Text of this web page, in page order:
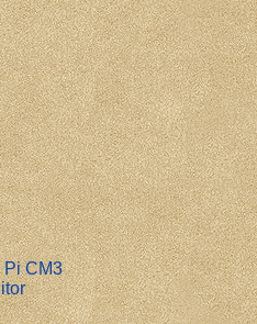
Pi CM3